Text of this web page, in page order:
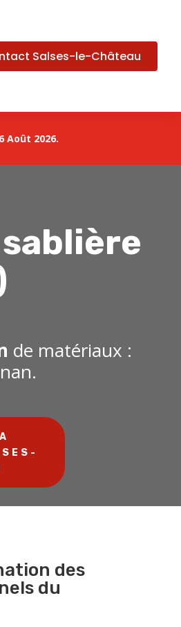
Salses-le-Château
Août 2026.
de matériaux :
des
du